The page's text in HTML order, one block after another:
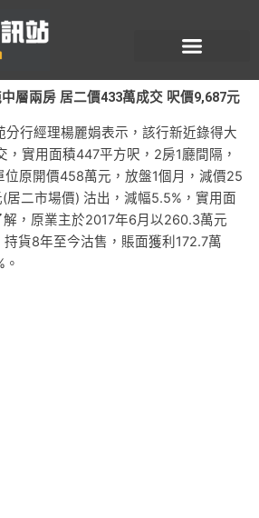
層兩房 居二價433萬成交 呎價9,687元
分行經理楊麗娟表示，該行新近錄得大
，實用面積447平方呎，2房1廳間隔，
原開價458萬元，放盤1個月，減價25
二市場價) 沽出，減幅5.5%，實用面
，原業主於2017年6月以260.3萬元
貨8年至今沽售，賬面獲利172.7萬